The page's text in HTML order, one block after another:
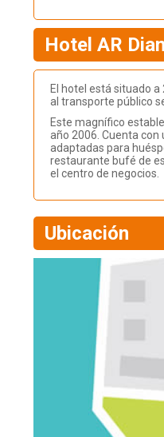
Hotel AR
El hotel está situado
al transporte público
Este magnífico
año 2006. Cuenta
adaptadas para
restaurante bufé de
el centro de negocios.
Ubicación